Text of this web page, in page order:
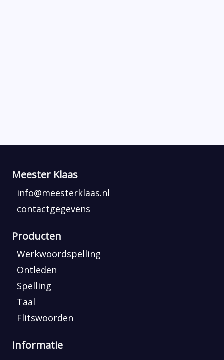
Meester Klaas
info@meesterklaas.nl
contactgegevens
Producten
Werkwoordspelling
Ontleden
Spelling
Taal
Flitswoorden
Informatie